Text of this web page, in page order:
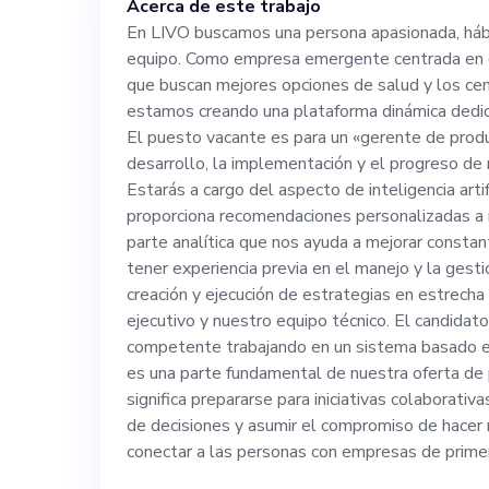
salud y los
estamos
dedicada a la
vacante es
supervisará el
progreso de
cargo del
nuestro
Acerca de este trabajo
En LIVO buscamos una persona apasionada,
equipo. Como empresa emergente centrada
que buscan mejores opciones de salud y los
estamos creando una plataforma dinámica
El puesto vacante es para un «gerente de
desarrollo, la implementación y el progreso
Estarás a cargo del aspecto de inteligencia
proporciona recomendaciones personalizadas
parte analítica que nos ayuda a mejorar
tener experiencia previa en el manejo y la
creación y ejecución de estrategias en
ejecutivo y nuestro equipo técnico. El
competente trabajando en un sistema basado
es una parte fundamental de nuestra oferta
significa prepararse para iniciativas
de decisiones y asumir el compromiso de
conectar a las personas con empresas de